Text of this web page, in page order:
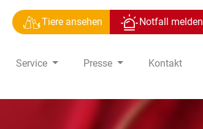
Tiere ansehen Notfall melden
Service Presse Kontakt